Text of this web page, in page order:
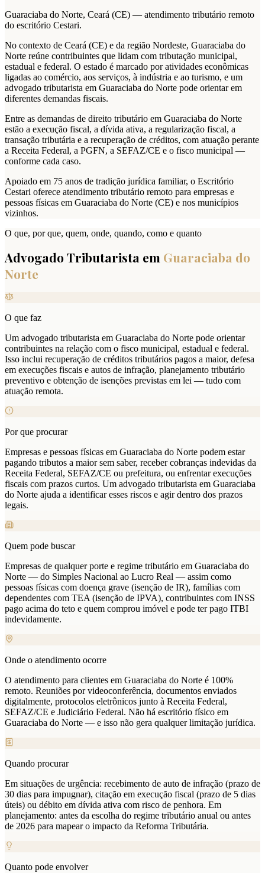
Guaraciaba do Norte, Ceará (CE) — atendimento tributário remoto
do escritório Cestari.
No contexto de Ceará (CE) e da região Nordeste, Guaraciaba do
Norte reúne contribuintes que lidam com tributação municipal,
estadual e federal. O estado é marcado por atividades econômicas
ligadas ao comércio, aos serviços, à indústria e ao turismo, e um
advogado tributarista em Guaraciaba do Norte pode orientar em
diferentes demandas fiscais.
Entre as demandas de direito tributário em Guaraciaba do Norte
estão a execução fiscal, a dívida ativa, a regularização fiscal, a
transação tributária e a recuperação de créditos, com atuação perante
a Receita Federal, a PGFN, a SEFAZ/CE e o fisco municipal —
conforme cada caso.
Apoiado em 75 anos de tradição jurídica familiar, o Escritório
Cestari oferece atendimento tributário remoto para empresas e
pessoas físicas em Guaraciaba do Norte (CE) e nos municípios
vizinhos.
O que, por que, quem, onde, quando, como e quanto
Advogado Tributarista em Guaraciaba do
Norte
O que faz
Um advogado tributarista em Guaraciaba do Norte pode orientar
contribuintes na relação com o fisco municipal, estadual e federal.
Isso inclui recuperação de créditos tributários pagos a maior, defesa
em execuções fiscais e autos de infração, planejamento tributário
preventivo e obtenção de isenções previstas em lei — tudo com
atuação remota.
Por que procurar
Empresas e pessoas físicas em Guaraciaba do Norte podem estar
pagando tributos a maior sem saber, receber cobranças indevidas da
Receita Federal, SEFAZ/CE ou prefeitura, ou enfrentar execuções
fiscais com prazos curtos. Um advogado tributarista em Guaraciaba
do Norte ajuda a identificar esses riscos e agir dentro dos prazos
legais.
Quem pode buscar
Empresas de qualquer porte e regime tributário em Guaraciaba do
Norte — do Simples Nacional ao Lucro Real — assim como
pessoas físicas com doença grave (isenção de IR), famílias com
dependentes com TEA (isenção de IPVA), contribuintes com INSS
pago acima do teto e quem comprou imóvel e pode ter pago ITBI
indevidamente.
Onde o atendimento ocorre
O atendimento para clientes em Guaraciaba do Norte é 100%
remoto. Reuniões por videoconferência, documentos enviados
digitalmente, protocolos eletrônicos junto à Receita Federal,
SEFAZ/CE e Judiciário Federal. Não há escritório físico em
Guaraciaba do Norte — e isso não gera qualquer limitação jurídica.
Quando procurar
Em situações de urgência: recebimento de auto de infração (prazo de
30 dias para impugnar), citação em execução fiscal (prazo de 5 dias
úteis) ou débito em dívida ativa com risco de penhora. Em
planejamento: antes da escolha do regime tributário anual ou antes
de 2026 para mapear o impacto da Reforma Tributária.
Quanto pode envolver